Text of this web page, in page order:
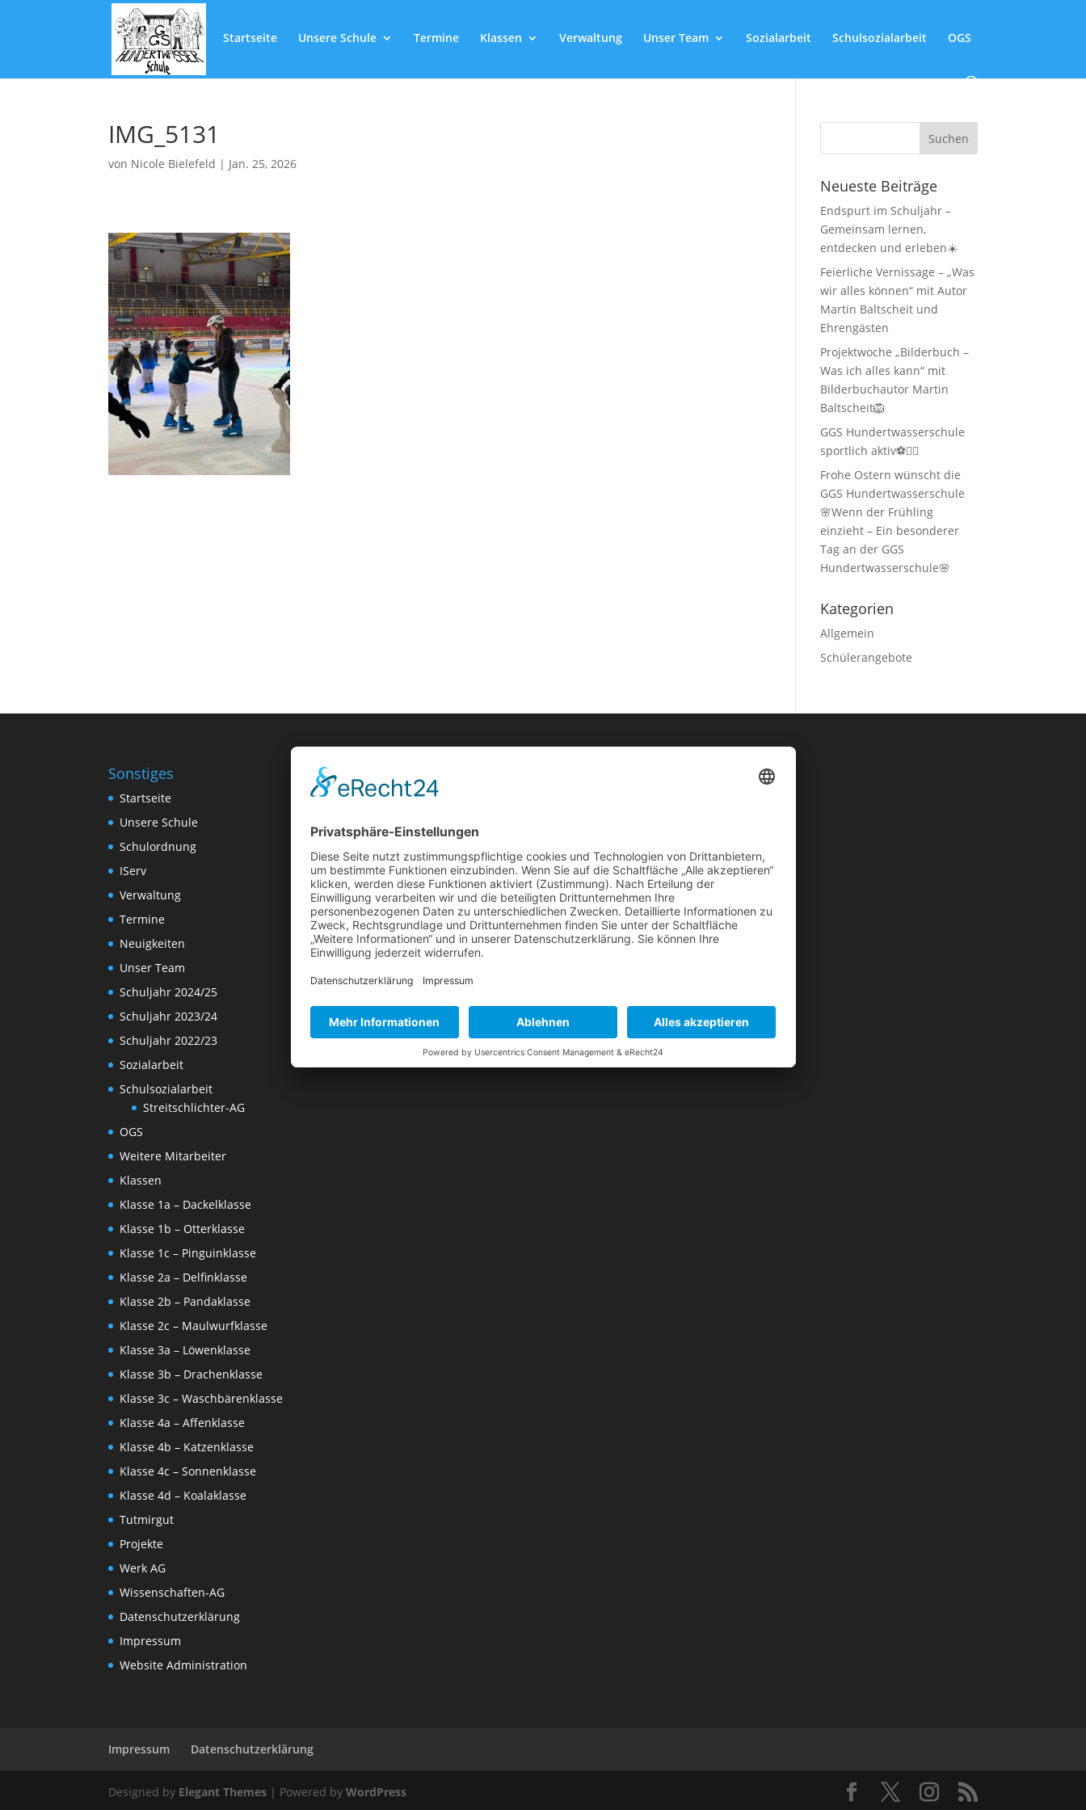
Startseite Unsere Schule Termine Klassen Verwaltung Unser Team Sozialarbeit Schulsozialarbeit OGS
IMG_5131
von Nicole Bielefeld | Jan. 25, 2026
Neueste Beiträge
Endspurt im Schuljahr –
Gemeinsam lernen,
entdecken und erleben☀️
Feierliche Vernissage – „Was
wir alles können“ mit Autor
Martin Baltscheit und
Ehrengästen
Projektwoche „Bilderbuch –
Was ich alles kann“ mit
Bilderbuchautor Martin
Baltscheit🦁
GGS Hundertwasserschule
sportlich aktiv⚽🏃‍♂️
Frohe Ostern wünscht die
GGS Hundertwasserschule
🌸Wenn der Frühling
einzieht – Ein besonderer
Tag an der GGS
Hundertwasserschule🌸
Kategorien
Allgemein
Schülerangebote
Sonstiges
Startseite
Unsere Schule
Schulordnung
IServ
Verwaltung
Termine
Neuigkeiten
Unser Team
Schuljahr 2024/25
Schuljahr 2023/24
Schuljahr 2022/23
Sozialarbeit
Schulsozialarbeit
Streitschlichter-AG
OGS
Weitere Mitarbeiter
Klassen
Klasse 1a – Dackelklasse
Klasse 1b – Otterklasse
Klasse 1c – Pinguinklasse
Klasse 2a – Delfinklasse
Klasse 2b – Pandaklasse
Klasse 2c – Maulwurfklasse
Klasse 3a – Löwenklasse
Klasse 3b – Drachenklasse
Klasse 3c – Waschbärenklasse
Klasse 4a – Affenklasse
Klasse 4b – Katzenklasse
Klasse 4c – Sonnenklasse
Klasse 4d – Koalaklasse
Tutmirgut
Projekte
Werk AG
Wissenschaften-AG
Datenschutzerklärung
Impressum
Website Administration
Impressum Datenschutzerklärung
Designed by Elegant Themes | Powered byWordPress